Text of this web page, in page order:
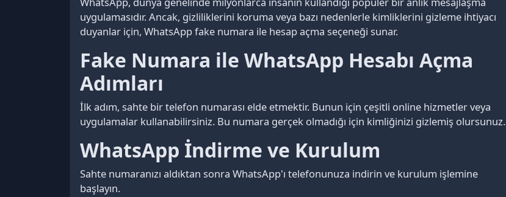
uygulamasıdır. Ancak, gizliliklerini koruma veya bazı nedenlerle kimliklerini gizleme ihtiyacı
duyanlar için, WhatsApp fake numara ile hesap açma seçeneği sunar.
Fake Numara ile WhatsApp Hesabı Açma
Adımları
İlk adım, sahte bir telefon numarası elde etmektir. Bunun için çeşitli online hizmetler veya
uygulamalar kullanabilirsiniz. Bu numara gerçek olmadığı için kimliğinizi gizlemiş olursunuz.
WhatsApp İndirme ve Kurulum
Sahte numaranızı aldıktan sonra WhatsApp'ı telefonunuza indirin ve kurulum işlemine
başlayın.